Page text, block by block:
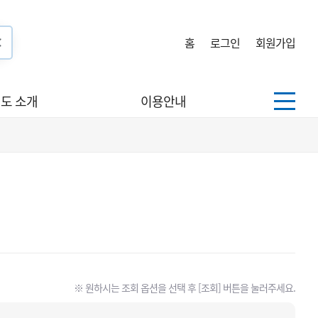
홈 로그인 회원가입
소개 이용안내
※ 원하시는 조회 옵션을 선택 후 [조회] 버튼을 눌러주세요.